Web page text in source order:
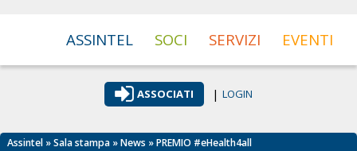
ASSINTEL SOCI SERVIZI EVENTI
ASSOCIATI | LOGIN
Assintel »Sala stampa »News » PREMIO #eHealth4all